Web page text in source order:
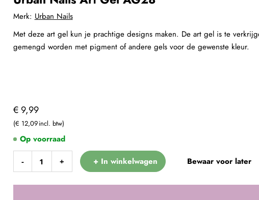
€ 9,99
€ 12,09
- + + In winkelwagen Bewaar voor later
Merk: Urban Nails
Op voorraad
Met deze art gel kun je prachtige designs maken. De art gel is te
gemengd worden met pigment of andere gels voor de gewenste kleur.